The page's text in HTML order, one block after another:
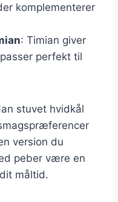
komplementerer
: Timian giver
perfekt til
stuvet hvidkål
version du
peber være en
måltid.